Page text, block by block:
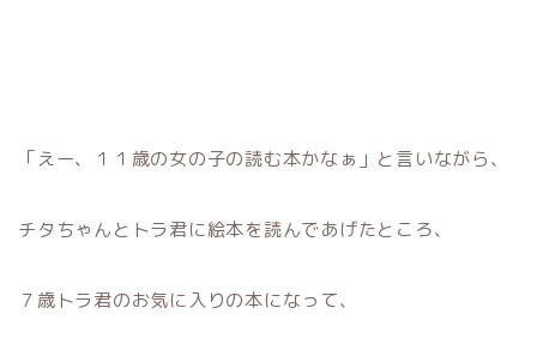
「えー、１１歳の女の子の読む本かなぁ」と言いながら、
チタちゃんとトラ君に絵本を読んであげたところ、
７歳トラ君のお気に入りの本になって、